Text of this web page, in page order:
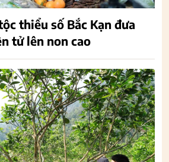
thiểu số Bắc Kạn đưa
tử lên non cao